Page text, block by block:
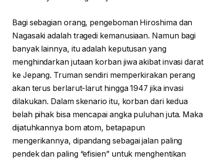
Bagi sebagian orang, pengeboman Hiroshima dan
Nagasaki adalah tragedi kemanusiaan. Namun bagi
banyak lainnya, itu adalah keputusan yang
menghindarkan jutaan korban jiwa akibat invasi darat
ke Jepang. Truman sendiri memperkirakan perang
akan terus berlarut-larut hingga 1947 jika invasi
dilakukan. Dalam skenario itu, korban dari kedua
belah pihak bisa mencapai angka puluhan juta. Maka
dijatuhkannya bom atom, betapapun
mengerikannya, dipandang sebagai jalan paling
pendek dan paling “efisien” untuk menghentikan